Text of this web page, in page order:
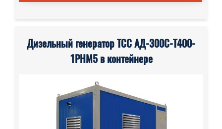
Дизельный генератор ТСС АД-300С-Т400-
1РНМ5 в контейнере